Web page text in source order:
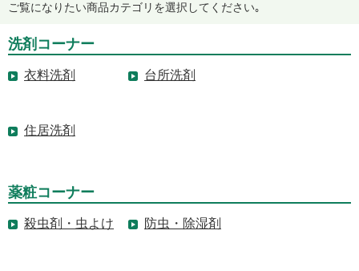
ご覧になりたい商品カテゴリを選択してください｡
洗剤コーナー
衣料洗剤 台所洗剤
住居洗剤
薬粧コーナー
殺虫剤・虫よけ 防虫・除湿剤